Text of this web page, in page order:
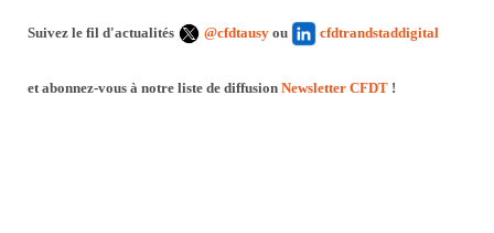
Suivez le fil d'actualités @cfdtausy ou cfdtrandstaddigital
et abonnez-vous à notre liste de diffusion Newsletter CFDT !